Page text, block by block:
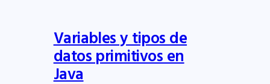
Variables y tipos de
datos primitivos en
Java